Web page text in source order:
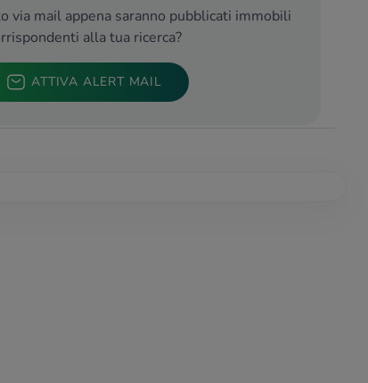
via mail appena saranno pubblicati immobili
alla tua ricerca?
ATTIVA ALERT MAIL